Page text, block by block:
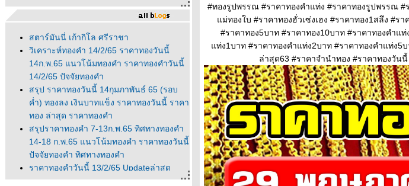
สตาร์มันนี่ เก้ากิโล ศรีราชา
วิเคราะห์ทองคำ 14/2/65 ราคาทองวันนี้
14ก.พ.65 แนวโน้มทองคำ ราคาทองคำวันนี้
14/2/65 ปัจจัยทองคำ
สรุป ราคาทองวันนี้ 14กุมภาพันธ์ 65 (รอบ
ค่ำ) ทองลง เงินบาทแข็ง ราคาทองวันนี้ ราคา
ทอง ล่าสุด ราคาทองคำ
สรุปราคาทองคำ 7-13ก.พ.65 ทิศทางทองคำ
14-18 ก.พ.65 แนวโน้มทองคำ ราคาทองวันนี้
ปัจจัยทองคำ ทิศทางทองคำ
ราคาทองคำวันนี้ 13/2/65 Updateล่าสุด
ราคาทองวันนี้ 13ก.พ.65 ราคาทองคำแท่ง
#ทองรูปพรรณ #ราคาทองคำแท่ง #ราคาทองรูปพรรณ
ม่ทองใบ #ราคาทองฮั่วเซ่งเฮง #ราคาทอง1สลึง #ร
#ราคาทอง5บาท #ราคาทอง10บาท #ราคาทองคำแ
ท่ง1บาท #ราคาทองคำแท่ง2บาท #ราคาทองคำแท่ง5
ล่าสุด63 #ราคาจำนำทอง #ราคาทองวัน